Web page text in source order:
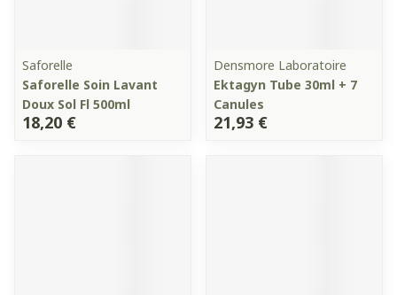
Saforelle
Saforelle Soin Lavant
Doux Sol Fl 500ml
18,20 €
Densmore Laboratoire
Ektagyn Tube 30ml + 7
Canules
21,93 €